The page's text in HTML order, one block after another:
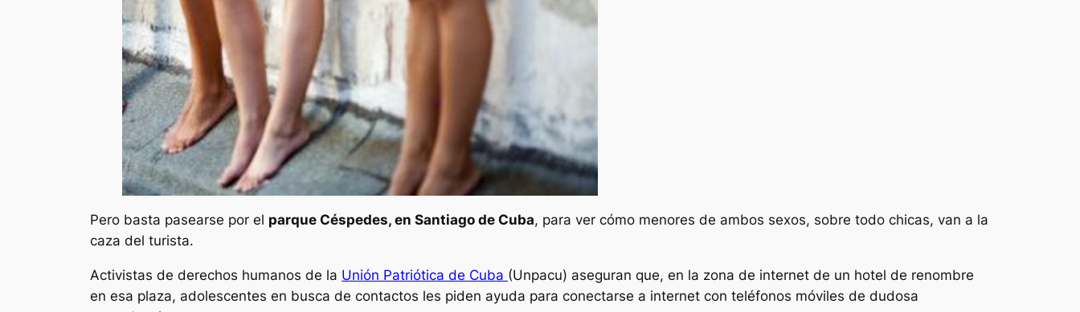
Pero basta pasearse por el parque Céspedes, en Santiago de Cuba, para ver cómo menores de ambos sexos, sobre todo chicas, van a la
caza del turista.
Activistas de derechos humanos de la Unión Patriótica de Cuba (Unpacu) aseguran que, en la zona de internet de un hotel de renombre
en esa plaza, adolescentes en busca de contactos les piden ayuda para conectarse a internet con teléfonos móviles de dudosa